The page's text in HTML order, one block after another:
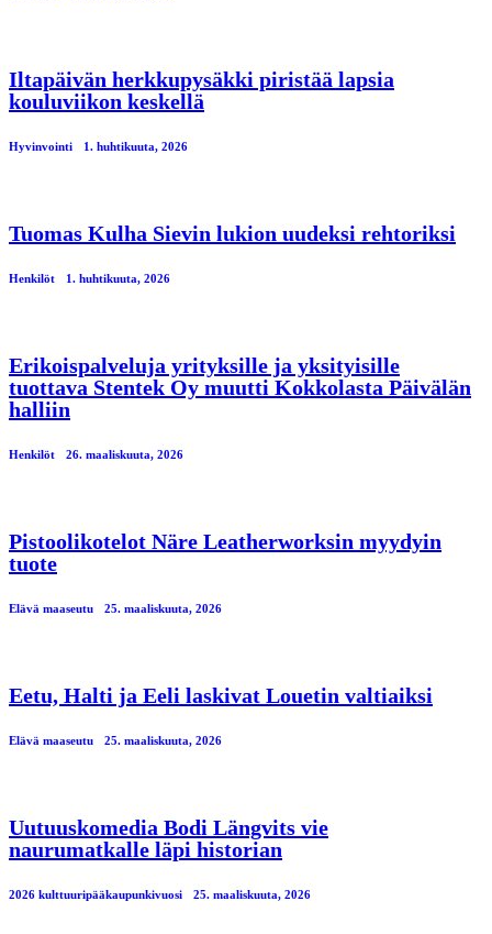
Iltapäivän herkkupysäkki piristää lapsia
kouluviikon keskellä
Hyvinvointi 1. huhtikuuta, 2026
Tuomas Kulha Sievin lukion uudeksi rehtoriksi
Henkilöt 1. huhtikuuta, 2026
Erikoispalveluja yrityksille ja yksityisille
tuottava Stentek Oy muutti Kokkolasta Päivälän
halliin
Henkilöt 26. maaliskuuta, 2026
Pistoolikotelot Näre Leatherworksin myydyin
tuote
Elävä maaseutu 25. maaliskuuta, 2026
Eetu, Halti ja Eeli laskivat Louetin valtiaiksi
Elävä maaseutu 25. maaliskuuta, 2026
Uutuuskomedia Bodi Längvits vie
naurumatkalle läpi historian
2026 kulttuuripääkaupunkivuosi 25. maaliskuuta, 2026